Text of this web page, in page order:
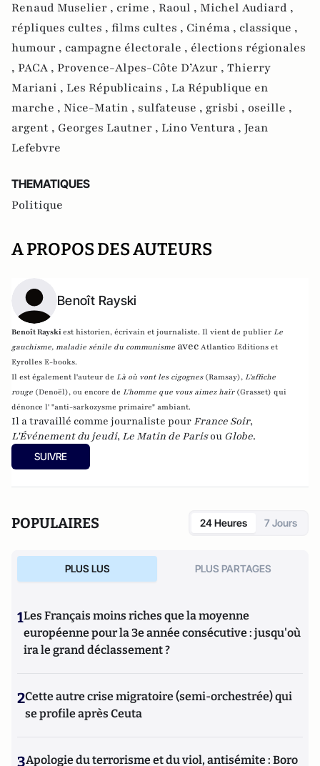
Renaud Muselier , crime , Raoul , Michel Audiard ,
répliques cultes , films cultes , Cinéma , classique ,
humour , campagne électorale , élections régionales
, PACA , Provence-Alpes-Côte D’Azur , Thierry
Mariani , Les Républicains , La République en
marche , Nice-Matin , sulfateuse , grisbi , oseille ,
argent , Georges Lautner , Lino Ventura , Jean
Lefebvre
THEMATIQUES
Politique
A PROPOS DES AUTEURS
Benoît Rayski
Benoît Rayskiest historien, écrivain et journaliste. Il vient de publier Le
gauchisme, maladie sénile du communisme avec Atlantico Editions et
Eyrolles E-books.
Il est également l'auteur de Là où vont les cigognes (Ramsay), L'affiche
rouge (Denoël), ou encore de L'homme que vous aimez haïr (Grasset) qui
dénonce l' "anti-sarkozysme primaire" ambiant.
Il a travaillé comme journaliste pour France Soir,
L'Événement du jeudi, Le Matin de Parisou Globe.
SUIVRE
POPULAIRES 24 Heures 7 Jours
PLUS LUS PLUS PARTAGES
1Les Français moins riches que la moyenne
européenne pour la 3e année consécutive : jusqu'où
ira le grand déclassement ?
2Cette autre crise migratoire (semi-orchestrée) qui
se profile après Ceuta
3Apologie du terrorisme et du viol, antisémite : Boro